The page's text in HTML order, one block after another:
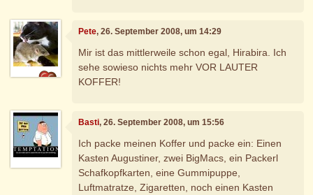
Pete, 26. September 2008, um 14:29
Mir ist das mittlerweile schon egal, Hirabira. Ich
sehe sowieso nichts mehr VOR LAUTER
KOFFER!
Basti, 26. September 2008, um 15:56
Ich packe meinen Koffer und packe ein: Einen
Kasten Augustiner, zwei BigMacs, ein Packerl
Schafkopfkarten, eine Gummipuppe,
Luftmatratze, Zigaretten, noch einen Kasten